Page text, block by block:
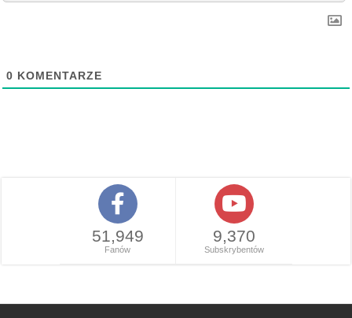
0 KOMENTARZE
51,949
Fanów
9,370
Subskrybentów